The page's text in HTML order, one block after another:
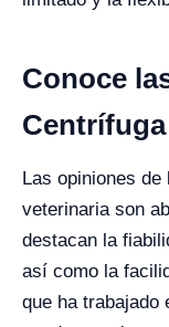
Conoce
Las opiniones
veterinaria son
destacan la
así como la
que ha trabajado